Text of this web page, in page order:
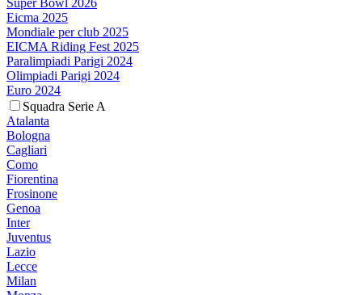
Super Bowl 2026
Eicma 2025
Mondiale per club 2025
EICMA Riding Fest 2025
Paralimpiadi Parigi 2024
Olimpiadi Parigi 2024
Euro 2024
Squadra Serie A
Atalanta
Bologna
Cagliari
Como
Fiorentina
Frosinone
Genoa
Inter
Juventus
Lazio
Lecce
Milan